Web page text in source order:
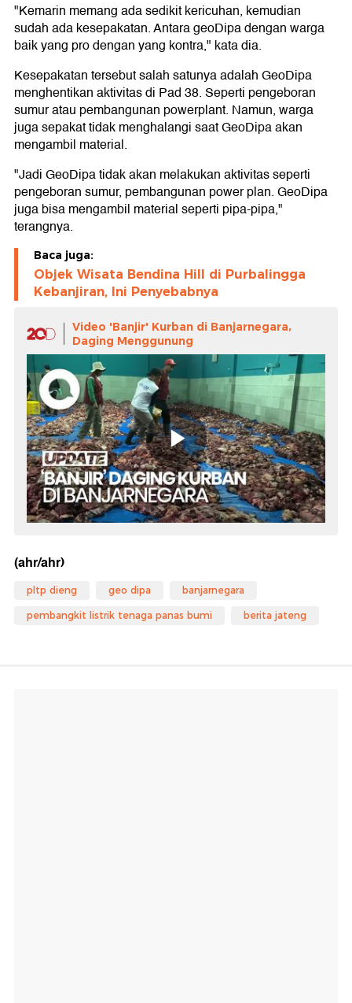
"Kemarin memang ada sedikit kericuhan, kemudian
sudah ada kesepakatan. Antara geoDipa dengan warga
baik yang pro dengan yang kontra," kata dia.
Kesepakatan tersebut salah satunya adalah GeoDipa
menghentikan aktivitas di Pad 38. Seperti pengeboran
sumur atau pembangunan powerplant. Namun, warga
juga sepakat tidak menghalangi saat GeoDipa akan
mengambil material.
"Jadi GeoDipa tidak akan melakukan aktivitas seperti
pengeboran sumur, pembangunan power plan. GeoDipa
juga bisa mengambil material seperti pipa-pipa,"
terangnya.
Baca juga:
Objek Wisata Bendina Hill di Purbalingga
Kebanjiran, Ini Penyebabnya
Video 'Banjir' Kurban di Banjarnegara,
Daging Menggunung
(ahr/ahr)
pltp dieng geo dipa banjarnegara
pembangkit listrik tenaga panas bumi berita jateng